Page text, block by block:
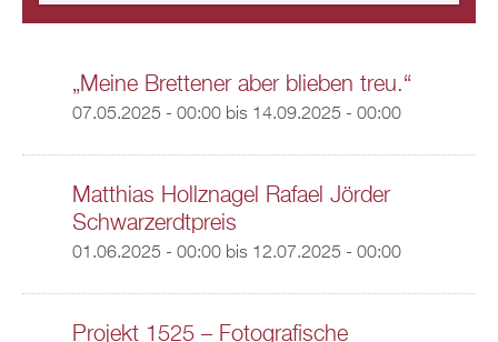
„Meine Brettener aber blieben treu.“
07.05.2025 - 00:00bis 14.09.2025 - 00:00
Matthias Hollznagel Rafael Jörder
Schwarzerdtpreis
01.06.2025 - 00:00bis 12.07.2025 - 00:00
Projekt 1525 – Fotografische